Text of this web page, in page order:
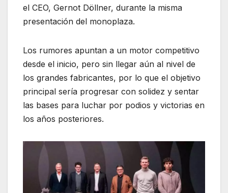
el CEO, Gernot Döllner, durante la misma
presentación del monoplaza.
Los rumores apuntan a un motor competitivo
desde el inicio, pero sin llegar aún al nivel de
los grandes fabricantes, por lo que el objetivo
principal sería progresar con solidez y sentar
las bases para luchar por podios y victorias en
los años posteriores.